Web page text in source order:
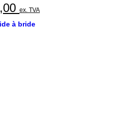
Plage
de
ex. TVA
à bride